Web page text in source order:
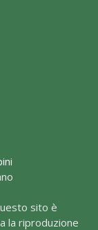
sito è
la riproduzione